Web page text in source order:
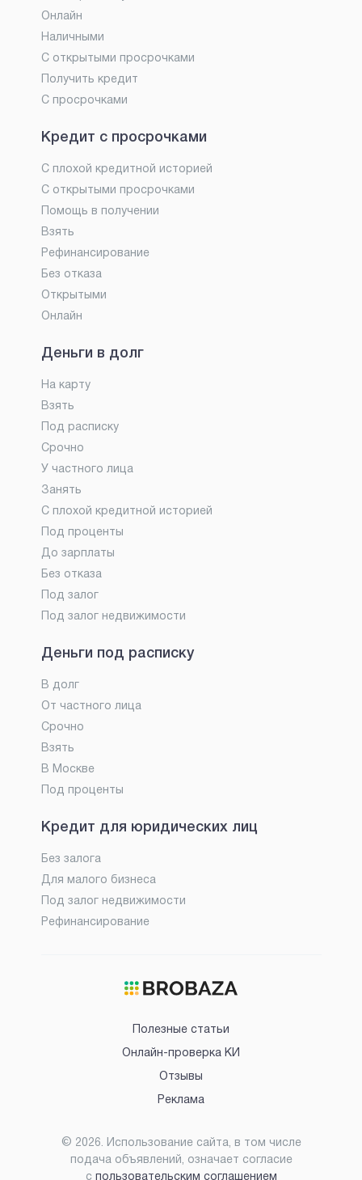
Онлайн
Наличными
С открытыми просрочками
Получить кредит
С просрочками
Кредит с просрочками
С плохой кредитной историей
С открытыми просрочками
Помощь в получении
Взять
Рефинансирование
Без отказа
Открытыми
Онлайн
Деньги в долг
На карту
Взять
Под расписку
Срочно
У частного лица
Занять
С плохой кредитной историей
Под проценты
До зарплаты
Без отказа
Под залог
Под залог недвижимости
Деньги под расписку
В долг
От частного лица
Срочно
Взять
В Москве
Под проценты
Кредит для юридических лиц
Без залога
Для малого бизнеса
Под залог недвижимости
Рефинансирование
Полезные статьи
Онлайн-проверка КИ
Отзывы
Реклама
© 2026. Использование сайта, в том числе
подача объявлений, означает согласие
с пользовательским соглашением